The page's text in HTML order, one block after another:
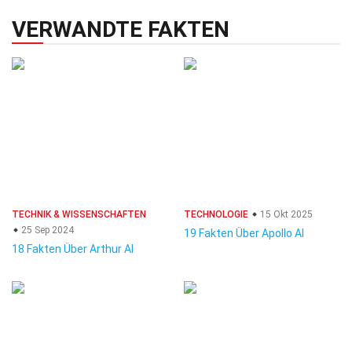
VERWANDTE FAKTEN
TECHNIK & WISSENSCHAFTEN
25 Sep 2024
18 Fakten Über Arthur AI
TECHNOLOGIE 15 Okt 2025
19 Fakten Über Apollo AI